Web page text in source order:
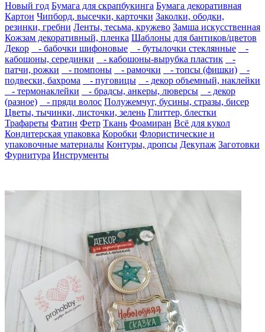
Новый год Бумага для скрапбукинга Бумага декоративная
Картон Чипборд, высечки, карточки Заколки, ободки,
резинки, гребни Ленты, тесьма, кружево Замша искусственная
Кожзам декоративный, пленка Шаблоны для бантиков/цветов
Декор
- бабочки шифоновые - бутылочки стеклянные
-
кабошоны, серединки
- кабошоны-вырубка пластик
-
патчи, рожки
- помпоны - рамочки - топсы (фишки)
-
подвески, бахрома
- пуговицы
- декор объемный, наклейки
- термонаклейки
- брадсы, анкеры, люверсы
- декор
(разное)
- пряди волос Полужемчуг, бусины, стразы, бисер
Цветы, тычинки, листочки, зелень Глиттер, блестки
Трафареты Фатин Фетр Ткань Фоамиран Всё для кукол
Кондитерская упаковка Коробки Флористические и
упаковочные материалы Контуры, дропсы Декупаж Заготовки
Фурнитура Инструменты